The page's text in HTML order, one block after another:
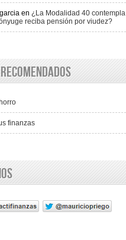
en ¿La Modalidad 40 contempla
reciba pensión por viudez?
finanzas